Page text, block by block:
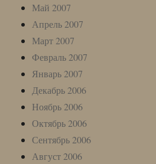
Май 2007
Апрель 2007
Март 2007
Февраль 2007
Январь 2007
Декабрь 2006
Ноябрь 2006
Октябрь 2006
Сентябрь 2006
Август 2006